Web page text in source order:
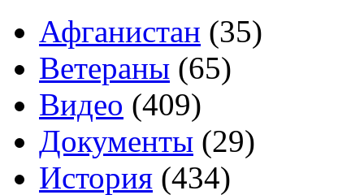
Афганистан (35)
Ветераны (65)
Видео (409)
Документы (29)
История (434)